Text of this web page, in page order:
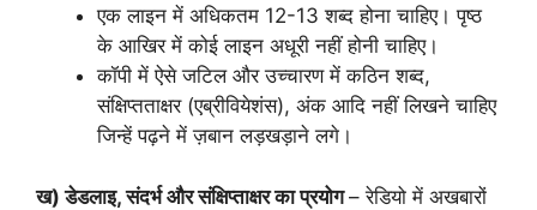
एक लाइन में अधिकतम 12-13 शब्द होना चाहिए। पृष्ठ
के आखिर में कोई लाइन अधूरी नहीं होनी चाहिए।
कॉपी में ऐसे जटिल और उच्चारण में कठिन शब्द,
संक्षिप्तताक्षर (एब्रीवियेशंस), अंक आदि नहीं लिखने चाहिए
जिन्हें पढ़ने में ज़बान लड़खड़ाने लगे।
ख) डेडलाइ, संदर्भ और संक्षिप्ताक्षर का प्रयोग– रेडियो में अखबारों